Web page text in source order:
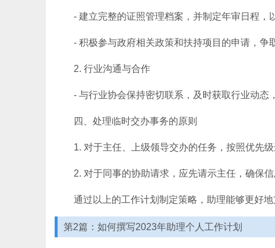
- 建立完整的证照管理档案，并制定年审日程，
- 积极参与政府相关政策和扶持项目的申请，争
2. 行业沟通与合作
- 与行业协会保持密切联系，及时获取行业动态
四、处理临时交办事务的原则
1. 对于主任、上级领导交办的任务，按照优先
2. 对于同事的协助请求，应先请示主任，确保
通过以上的工作计划制定策略，助理能够更好
第2篇：如何撰写2023年助理个人工作计划